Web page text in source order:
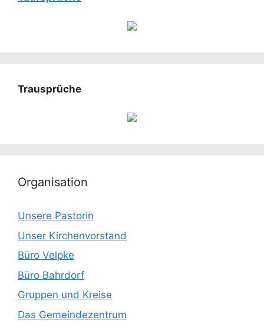
Trausprüche
Organisation
Unsere Pastorin
Unser Kirchenvorstand
Büro Velpke
Büro Bahrdorf
Gruppen und Kreise
Das Gemeindezentrum